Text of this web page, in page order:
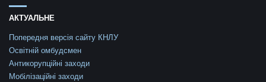
АКТУАЛЬНЕ
Попередня версія сайту КНЛУ
Освітній омбудсмен
Антикорупційні заходи
Мобілізаційні заходи